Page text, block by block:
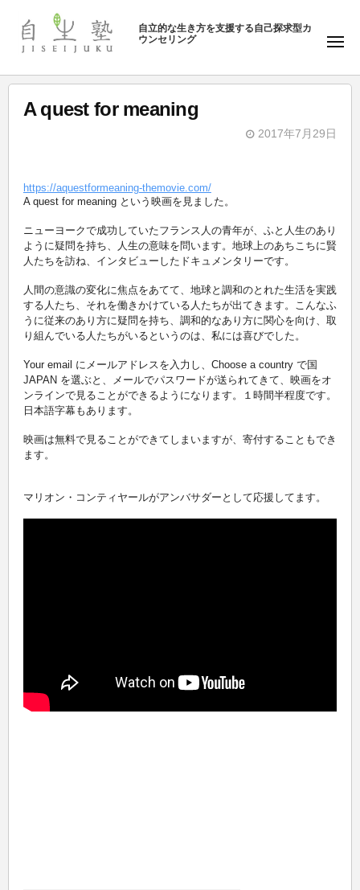
ン
自
塾
自立的な生き方を支援する自己探求型カ
ウンセリング
メ
ュ
ー
A quest for meaning
2017年7月29日
自
塾
https://aquestformeaning-themovie.com/
A quest for meaning という映画を見ました。
ニューヨークで成功していたフランス人の青年が、ふと人生のあり
ように疑問を持ち、人生の意味を問います。地球上のあちこちに賢
人たちを訪ね、インタビューしたドキュメンタリーです。
人間の意識の変化に焦点をあてて、地球と調和のとれた生活を実践
する人たち、それを働きかけている人たちが出てきます。こんなふ
うに従来のあり方に疑問を持ち、調和的なあり方に関心を向け、取
り組んでいる人たちがいるというのは、私には喜びでした。
Your email にメールアドレスを入力し、Choose a country で国
JAPAN を選ぶと、メールでパスワードが送られてきて、映画をオ
ンラインで見ることができるようになります。１時間半程度です。
日本語字幕もあります。
映画は無料で見ることができてしまいますが、寄付することもでき
ます。
マリオン・コンティヤールがアンバサダーとして応援してます。